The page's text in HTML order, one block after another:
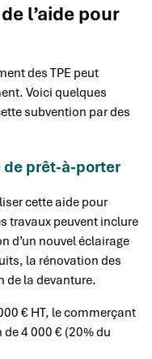
l’aide pour
des TPE peut
Voici quelques
subvention par des
de prêt-à-porter
cette aide pour
travaux peuvent inclure
d’un nouvel éclairage
la rénovation des
de la devanture.
€ HT, le commerçant
4 000 € (20% du